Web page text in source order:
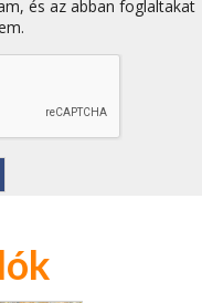
és az abban foglaltakat